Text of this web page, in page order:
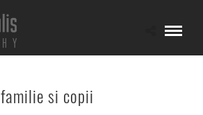
familie si copii